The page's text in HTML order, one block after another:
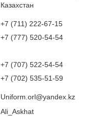
Казахстан
+7 (711) 222-67-15
+7 (777) 520-54-54
+7 (707) 522-54-54
+7 (702) 535-51-59
Uniform.orl@yandex.kz
Ali_Askhat